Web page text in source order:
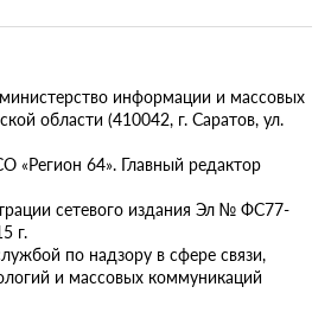
информации и массовых
области (410042, г. Саратов, ул.
64». Главный редактор
сетевого издания Эл № ФС77-
г.
по надзору в сфере связи,
и массовых коммуникаций